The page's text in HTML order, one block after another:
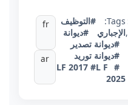
,
Tags:
#التوظيف
الإجباري
#ديوانة
#ديوانة تصدير
#ديوانة توريد
#LF 2017
#L F
2025
fr
ar